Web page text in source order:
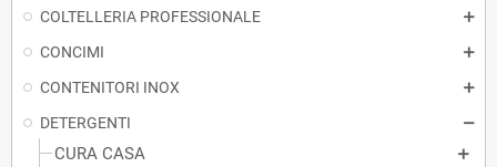
COLTELLERIA PROFESSIONALE
CONCIMI
CONTENITORI INOX
DETERGENTI
CURA CASA